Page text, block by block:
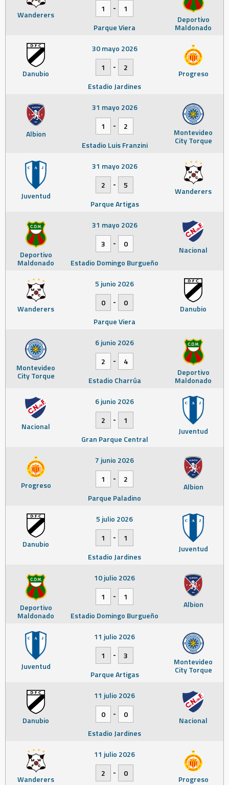
Wanderers Deportivo
Maldonado
1
-
1
Parque Viera
Danubio Progreso
30 mayo 2026
1
-
2
Estadio Jardines
Albion Montevideo
City Torque
31 mayo 2026
1
-
2
Estadio Luis Franzini
Juventud Wanderers
31 mayo 2026
2
-
5
Parque Artigas
Deportivo
Maldonado
Nacional
31 mayo 2026
3
-
0
Estadio Domingo Burgueño
Wanderers Danubio
5 junio 2026
0
-
0
Parque Viera
Montevideo
City Torque Deportivo
Maldonado
6 junio 2026
2
-
4
Estadio Charrúa
Nacional Juventud
6 junio 2026
2
-
1
Gran Parque Central
Progreso Albion
7 junio 2026
1
-
2
Parque Paladino
Danubio Juventud
5 julio 2026
1
-
1
Estadio Jardines
Deportivo
Maldonado
Albion
10 julio 2026
1
-
1
Estadio Domingo Burgueño
Juventud Montevideo
City Torque
11 julio 2026
1
-
3
Parque Artigas
Danubio Nacional
11 julio 2026
0
-
0
Estadio Jardines
Wanderers Progreso
11 julio 2026
2
-
0